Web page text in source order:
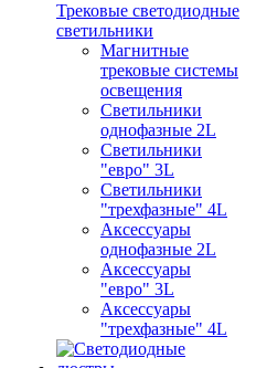
Трековые светодиодные
светильники
Магнитные
трековые системы
освещения
Светильники
однофазные 2L
Светильники
"евро" 3L
Светильники
"трехфазные" 4L
Аксессуары
однофазные 2L
Аксессуары
"евро" 3L
Аксессуары
"трехфазные" 4L